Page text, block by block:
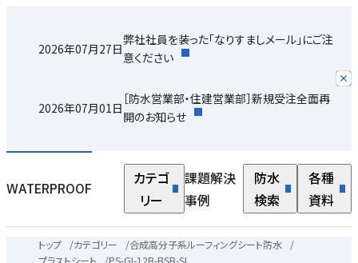
2026年07月27日
弊社社員を装った「なりすましメール」にご注
意ください
2026年07月01日
［防水営業部・住建営業部］新規受注全面再
開のお知らせ
WATERPROOF
カテゴ
リー
課題解決
事例
防水
検索
各種
資料
トップ /カテゴリー /合成高分子系ルーフィングシート防水
/
プラストシート
/PS-GI-12B-BSB-SL